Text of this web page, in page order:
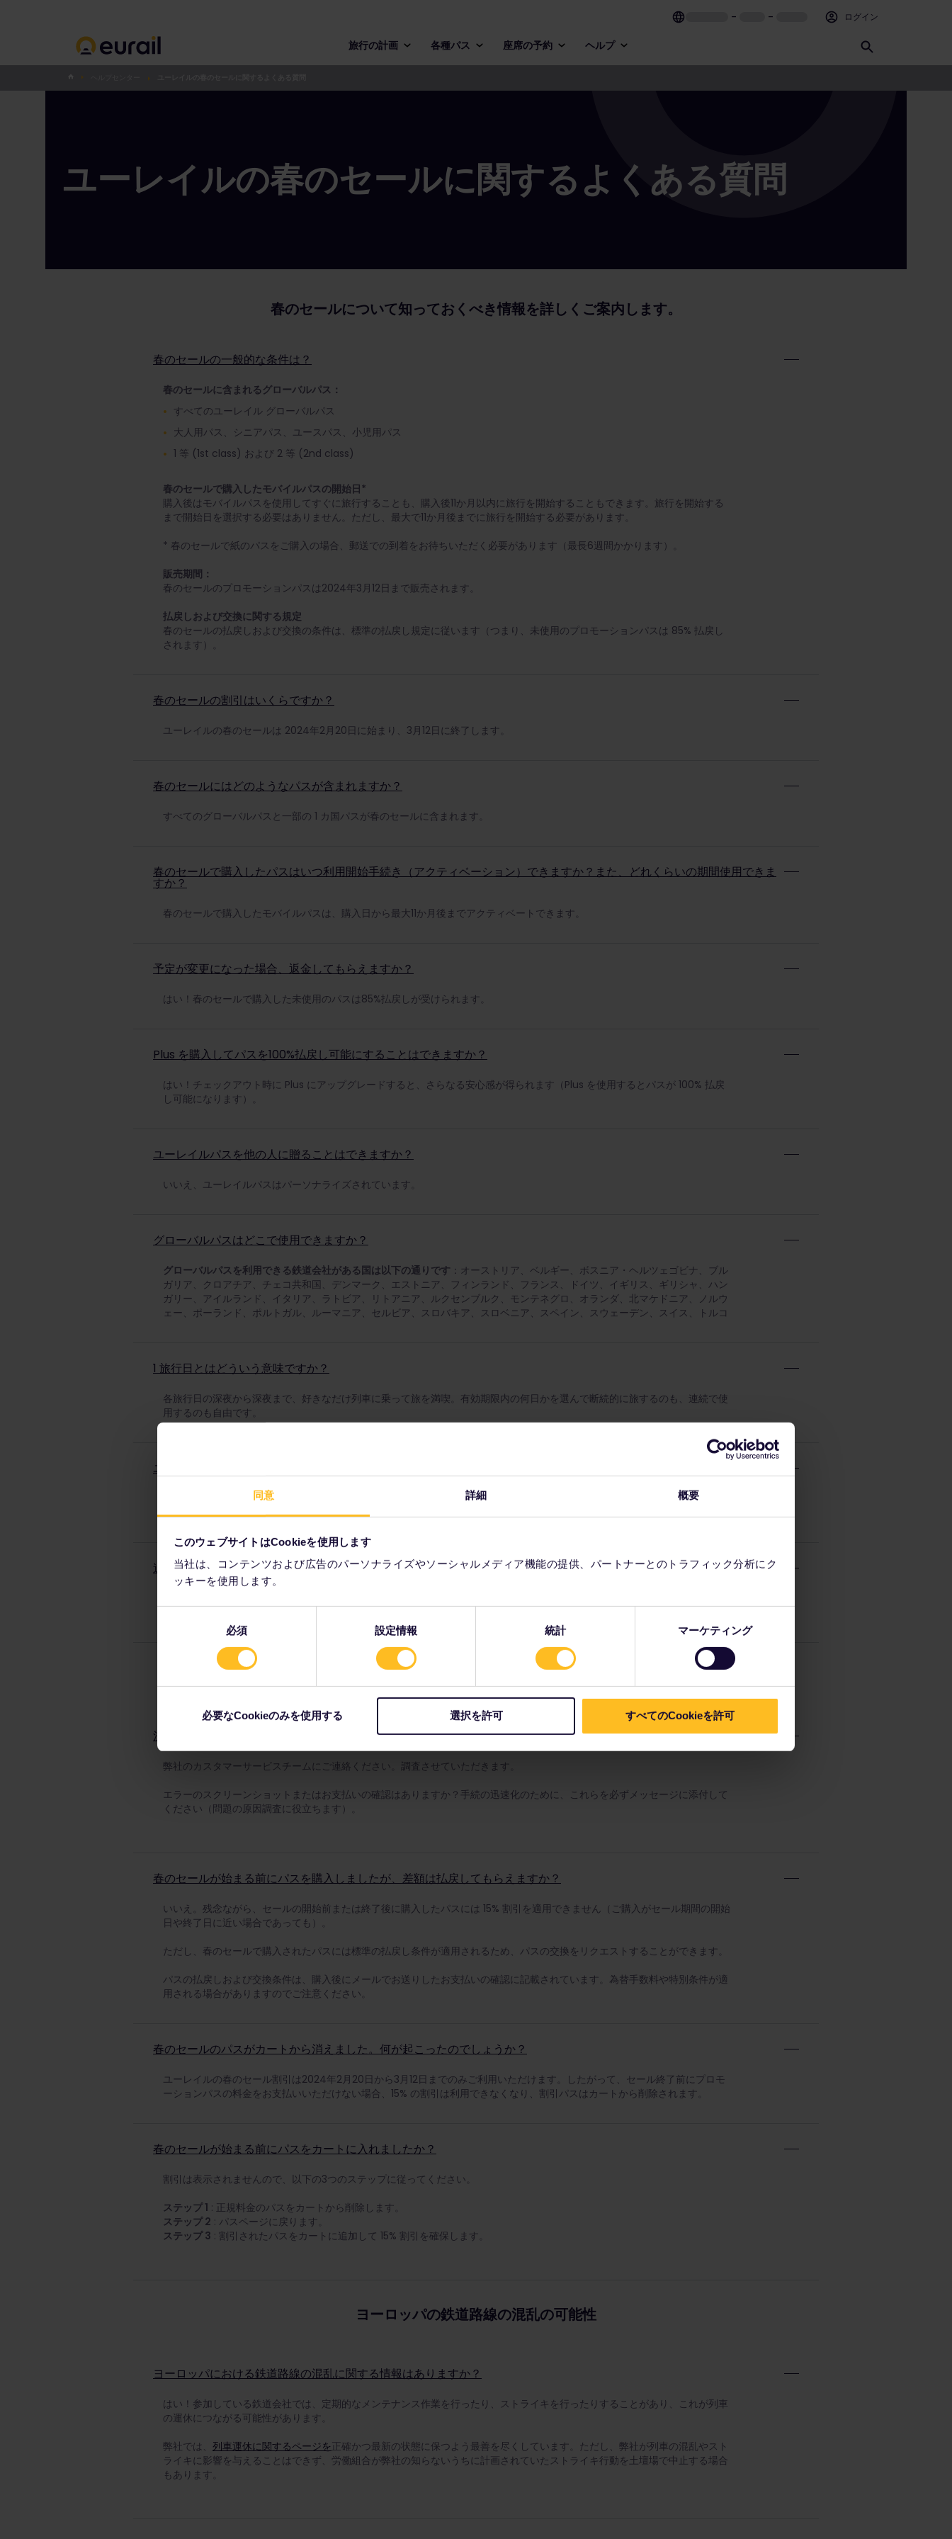
同意 詳細 概要
このウェブサイトはCookieを使用します
当社は、コンテンツおよび広告のパーソナライズやソーシャルメディア機能の提供、パートナーとのトラフィック分析にク
ッキーを使用します。
必須 設定情報 統計 マーケティング
必要なCookieのみを使用する 選択を許可 すべてのCookieを許可
– – ログイン
旅行の計画 各種パス 座席の予約 ヘルプ
ユーレイルの春のセールに関するよくある質問
春のセールについて知っておくべき情報を詳しくご案内します。
春のセールの一般的な条件は？
春のセールに含まれるグローバルパス：
すべてのユーレイル グローバルパス
大人用パス、シニアパス、ユースパス、小児用パス
1 等 (1st class) および 2 等 (2nd class)
春のセールで購入したモバイルパスの開始日*
購入後はモバイルパスを使用してすぐに旅行することも、購入後11か月以内に旅行を開始することもできます。旅行を開始する
まで開始日を選択する必要はありません。ただし、最大で11か月後までに旅行を開始する必要があります。
* 春のセールで紙のパスをご購入の場合、郵送での到着をお待ちいただく必要があります（最長6週間かかります）。
販売期間：
春のセールのプロモーションパスは2024年3月12日まで販売されます。
払戻しおよび交換に関する規定
春のセールの払戻しおよび交換の条件は、標準の払戻し規定に従います（つまり、未使用のプロモーションパスは 85% 払戻し
されます）。
春のセールの割引はいくらですか？
ユーレイルの春のセールは 2024年2月20日に始まり、3月12日に終了します。
春のセールにはどのようなパスが含まれますか？
すべてのグローバルパスと一部の 1 カ国パスが春のセールに含まれます。
春のセールで購入したパスはいつ利用開始手続き（アクティベーション）できますか？また、どれくらいの期間使用できま
すか？
春のセールで購入したモバイルパスは、購入日から最大11か月後までアクティベートできます。
予定が変更になった場合、返金してもらえますか？
はい！春のセールで購入した未使用のパスは85%払戻しが受けられます。
Plus を購入してパスを100%払戻し可能にすることはできますか？
はい！チェックアウト時に Plus にアップグレードすると、さらなる安心感が得られます（Plus を使用するとパスが 100% 払戻
し可能になります）。
ユーレイルパスを他の人に贈ることはできますか？
いいえ、ユーレイルパスはパーソナライズされています。
グローバルパスはどこで使用できますか？
グローバルパスを利用できる鉄道会社がある国は以下の通りです ：オーストリア、ベルギー、ボスニア・ヘルツェゴビナ、ブル
ガリア、クロアチア、チェコ共和国、デンマーク、エストニア、フィンランド、フランス、ドイツ、イギリス、ギリシャ、ハン
ガリー、アイルランド、イタリア、ラトビア、リトアニア、ルクセンブルク、モンテネグロ、オランダ、北マケドニア、ノルウ
ェー、ポーランド、ポルトガル、ルーマニア、セルビア、スロバキア、スロベニア、スペイン、スウェーデン、スイス、トルコ
1 旅行日とはどういう意味ですか？
各旅行日の深夜から深夜まで、好きなだけ列車に乗って旅を満喫。有効期限内の何日かを選んで断続的に旅するのも、連続で使
用するのも自由です。
ユーレイル グローバルパスで利用はどんな鉄道サービスを利用できますか？
グローバルパスの対象となる鉄道会社の一覧
はユーレイルのウェブサイトでご確認ください（1 カ国パスは選択した国でのみ有
効です）。
追加の特典はありますか？
注文時に問題が発生しましたが、15% 割引を受けることはできますか？
弊社のカスタマーサービスチームにご連絡ください。調査させていただきます。
エラーのスクリーンショットまたはお支払いの確認はありますか？手続の迅速化のために、これらを必ずメッセージに添付して
ください（問題の原因調査に役立ちます）。
春のセールが始まる前にパスを購入しましたが、差額は払戻してもらえますか？
いいえ。残念ながら、セールの開始前または終了後に購入したパスには 15% 割引を適用できません（ご購入がセール期間の開始
日や終了日に近い場合であっても）。
ただし、春のセールで購入されたパスには標準の払戻し条件が適用されるため、パスの交換をリクエストすることができます。
パスの払戻しおよび交換条件は、購入後にメールでお送りしたお支払いの確認に記載されています。為替手数料や特別条件が適
用される場合がありますのでご注意ください。
春のセールのパスがカートから消えました。何が起こったのでしょうか？
ユーレイルの春のセール割引は2024年2月20日から3月12日までのみご利用いただけます。したがって、セール終了前にプロモ
ーションパスの料金をお支払いいただけない場合、15% の割引は利用できなくなり、割引パスはカートから削除されます。
春のセールが始まる前にパスをカートに入れましたか？
割引は表示されませんので、以下の3つのステップに従ってください。
ステップ 1 : 正規料金のパスをカートから削除します。
ステップ 2 : パスページに戻ります。
ステップ 3 : 割引されたパスをカートに追加して 15% 割引を確保します。
ヨーロッパの鉄道路線の混乱の可能性
ヨーロッパにおける鉄道路線の混乱に関する情報はありますか？
はい！参加している鉄道会社では、定期的なメンテナンス作業を行ったり、ストライキを行ったりすることがあり、これが列車
の運休につながる可能性があります。
弊社では、 列車運休に関するページを正確かつ最新の状態に保つよう最善を尽くしています。ただし、弊社が列車の混乱やスト
ライキに影響を与えることはできず、労働組合が弊社の知らないうちに計画されていたストライキ行動を土壇場で中止する場合
もあります。